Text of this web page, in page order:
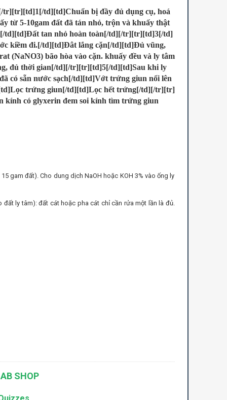
td][td]Chuẩn bị đầy đủ dụng cụ, hoá
5-10gam đất đã tán nhỏ, trộn và khuấy thật
td][td]Đất tan nhỏ hoàn toàn[/td][/tr][tr][td]3[/td]
kiềm đi.[/td][td]Đât lắng cặn[/td][td]Đủ vũng,
bão hòa vào cặn. khuấy đều và ly tâm
đủ thời gian[/td][/tr][tr][td]5[/td][td]Sau khi ly
có sẵn nước sạch[/td][td]Vớt trứng giun nổi lên
trứng giun[/td][td]Lọc hết trứng[/td][/tr][tr]
kính có glyxerin đem soi kính tìm trứng giun
gam đất). Cho dung dịch NaOH hoặc KOH 3% vào ống ly
ly tâm): đất cát hoặc pha cát chỉ cần rửa một lần là đủ.
SHOP